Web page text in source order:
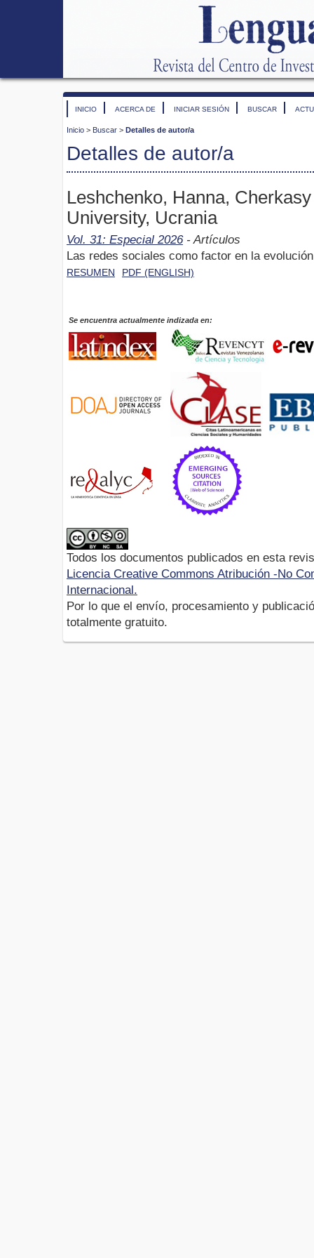
INICIO ACERCA DE INICIAR SESIÓN BUSCAR
Inicio > Buscar > Detalles de autor/a
Detalles de autor/a
Leshchenko, Hanna,
University, Ucrania
Vol. 31: Especial 2026- Artículos
Las redes sociales como factor en la
RESUMEN PDF (ENGLISH)
Se encuentra actualmente indizada en:
Todos los documentos publicados en esta
Licencia Creative Commons Atribución -No
Internacional.
Por lo que el envío, procesamiento y
totalmente gratuito.